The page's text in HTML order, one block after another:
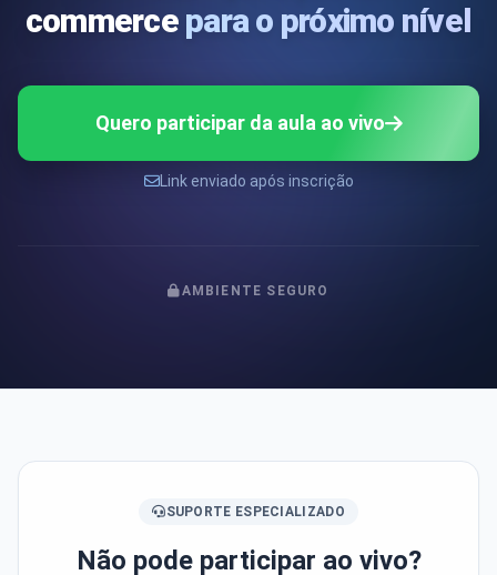
commerce para o próximo nível
Quero participar da aula ao vivo
Link enviado após inscrição
AMBIENTE SEGURO
SUPORTE ESPECIALIZADO
Não pode participar ao vivo?